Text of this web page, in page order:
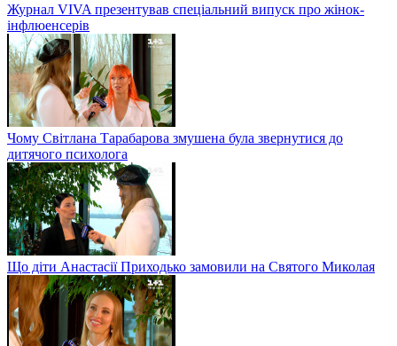
Журнал VIVA презентував спеціальний випуск про жінок-
інфлюенсерів
Чому Світлана Тарабарова змушена була звернутися до
дитячого психолога
Що діти Анастасії Приходько замовили на Святого Миколая